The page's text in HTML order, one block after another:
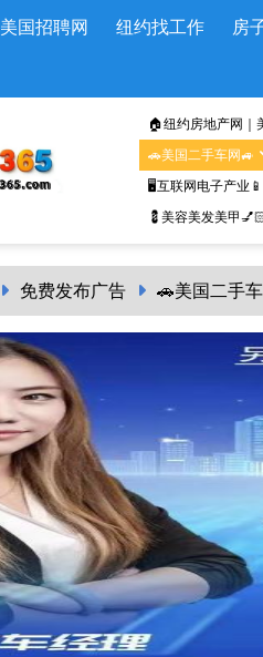
美国招聘网 纽约找工作 房
🏠纽约房地产网｜
🚗美国二手车网🚙
🖥️互联网电子产业📱
💈美容美发美甲
免费发布广告 🚗美国二手